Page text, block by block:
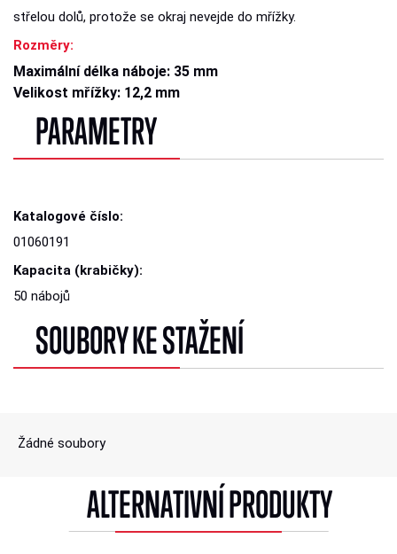
střelou dolů, protože se okraj nevejde do mřížky.
Rozměry:
Maximální délka náboje: 35 mm
Velikost mřížky: 12,2 mm
PARAMETRY
Katalogové číslo:
01060191
Kapacita (krabičky):
50 nábojů
SOUBORY KE STAŽENÍ
Žádné soubory
ALTERNATIVNÍ PRODUKTY